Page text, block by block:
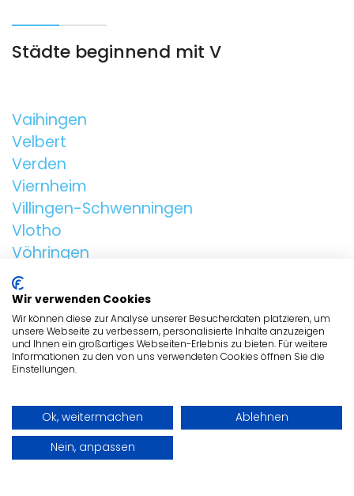
Städte beginnend mit V
Vaihingen
Velbert
Verden
Viernheim
Villingen-Schwenningen
Vlotho
Vöhringen
Völklingen
ALLGEMEIN
TIERHEIME
ADRESSE
SOCIAL MEDIA
Wir verwenden Cookies
Wir können diese zur Analyse unserer Besucherdaten platzieren, um
unsere Webseite zu verbessern, personalisierte Inhalte anzuzeigen
und Ihnen ein großartiges Webseiten-Erlebnis zu bieten. Für weitere
Informationen zu den von uns verwendeten Cookies öffnen Sie die
Einstellungen.
Ok, weitermachen
Ablehnen
Nein, anpassen